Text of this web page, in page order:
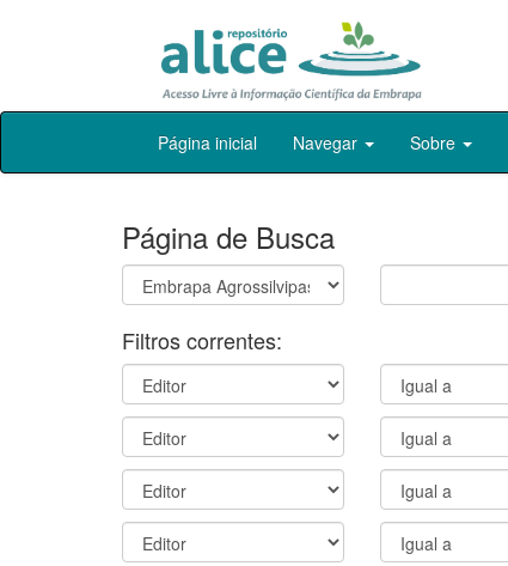
Skip
Página inicial Navegar Sobre
Página de Busca
Filtros correntes: